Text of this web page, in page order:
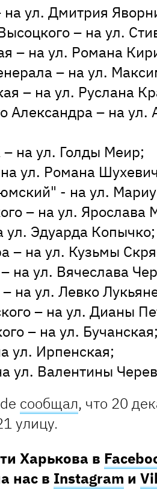
ул. Дмитрия
– на ул.
– на ул. Романа
– на ул.
– на ул. Руслана
Александра – на ул.
на ул. Голды Меир;
ул. Романа
- на ул.
– на ул. Ярослава
ул. Эдуарда Копычко;
– на ул. Кузьмы
на ул. Вячеслава
на ул. Левко
– на ул. Дианы
– на ул. Бучанская;
ул. Ирпенская;
ул. Валентины
сообщал, что 20
улицу.
Харькова в
нас в Instagram и